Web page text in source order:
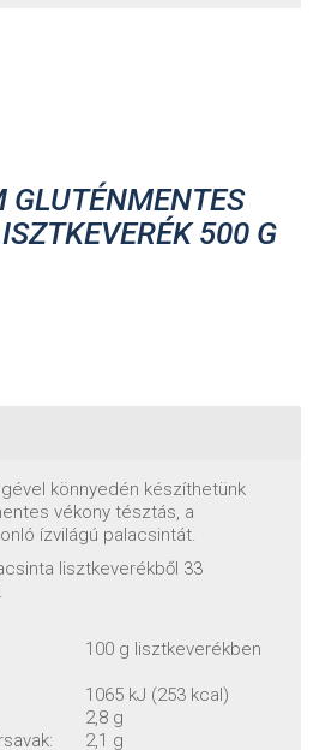
GLUTÉNMENTES
500 G
könnyedén készíthetünk
vékony tésztás, a
ízvilágú palacsintát.
lisztkeverékből 33
100 g lisztkeverékben
1065 kJ (253 kcal)
2,8 g
2,1 g